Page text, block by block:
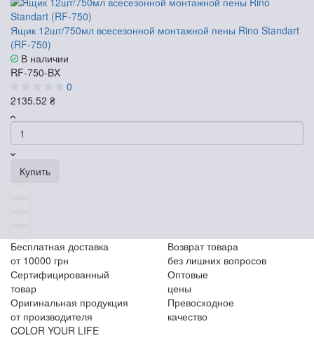
Ящик 12шт/750мл всесезонной монтажной пены Rino Standart
(RF-750)
В наличии
RF-750-BX
0
2135.52 ₴
Купить
Бесплатная доставка
от 10000 грн
Возврат товара
без лишних вопросов
Сертифицированный
товар
Оптовые
цены
Оригинальная продукция
от производителя
Превосходное
качество
COLOR YOUR LIFE